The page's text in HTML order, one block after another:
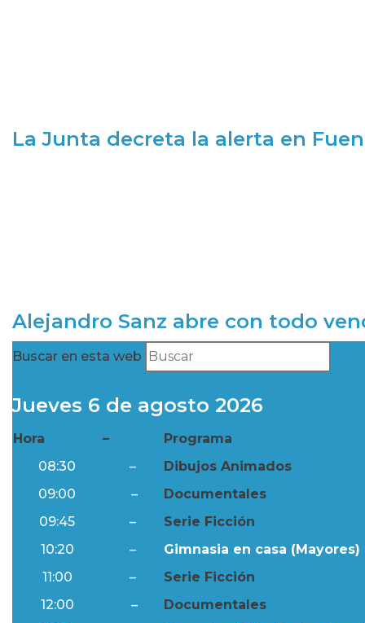
La Junta decreta la alerta en
Alejandro Sanz abre con todo
Buscar en esta web
Jueves 6 de agosto 2026
Hora –
Programa
08:30
–
Dibujos Animados
09:00
–
Documentales
09:45
–
Serie Ficción
10:20
–
Gimnasia en casa (Mayores)
11:00
–
Serie Ficción
12:00
–
Documentales